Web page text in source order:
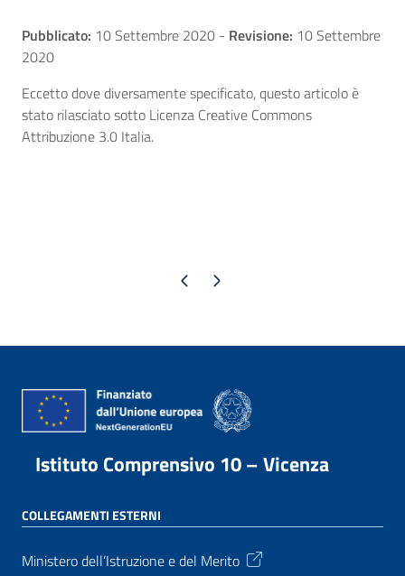
Pubblicato: 10 Settembre 2020 - Revisione: 10 Settembre
2020
Eccetto dove diversamente specificato, questo articolo è
stato rilasciato sotto Licenza Creative Commons
Attribuzione 3.0 Italia.
Pagina precedente
Pagina successiva
Istituto Comprensivo 10 – Vicenza
COLLEGAMENTI ESTERNI
Ministero dell’Istruzione e del Merito